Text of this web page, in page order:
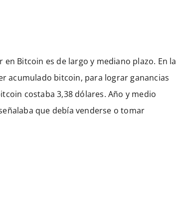
Bitcoin es de largo y mediano plazo. En la
acumulado bitcoin, para lograr ganancias
costaba 3,38 dólares. Año y medio
que debía venderse o tomar